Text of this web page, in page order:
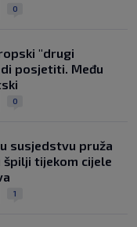
0
"drugi
posjetiti. Među
0
susjedstvu pruža
špilji tijekom cijele
1